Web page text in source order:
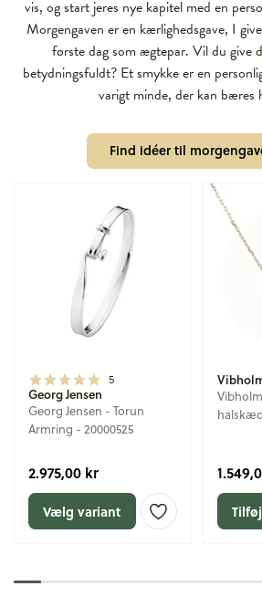
vis, og start jeres nye kapitel med en
Morgengaven er en kærlighedsgave, I
første dag som ægtepar. Vil du give
betydningsfuldt? Et smykke er en
varigt minde, der kan bæres
Find idéer til
5
Georg Jensen
Georg Jensen - Torun
Armring - 20000525
2.975,00 kr
Vælg variant